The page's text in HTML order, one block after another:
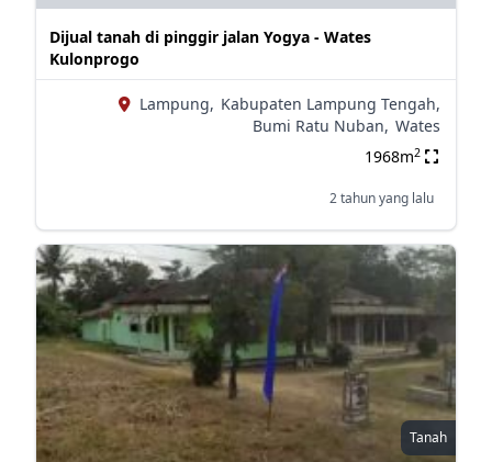
Dijual tanah di pinggir jalan Yogya - Wates
Kulonprogo
Lampung, Kabupaten Lampung Tengah,
Bumi Ratu Nuban, Wates
1968m2
2 tahun yang lalu
Tanah